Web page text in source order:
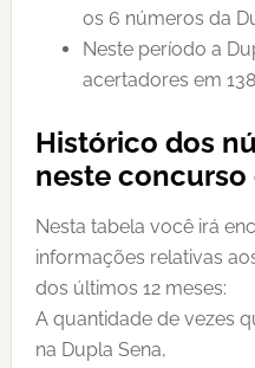
os 6 números da
Neste período a
acertadores em
Histórico dos
neste concurso
Nesta tabela você irá
informações relativas
dos últimos 12 meses:
A quantidade de vezes
na Dupla Sena,